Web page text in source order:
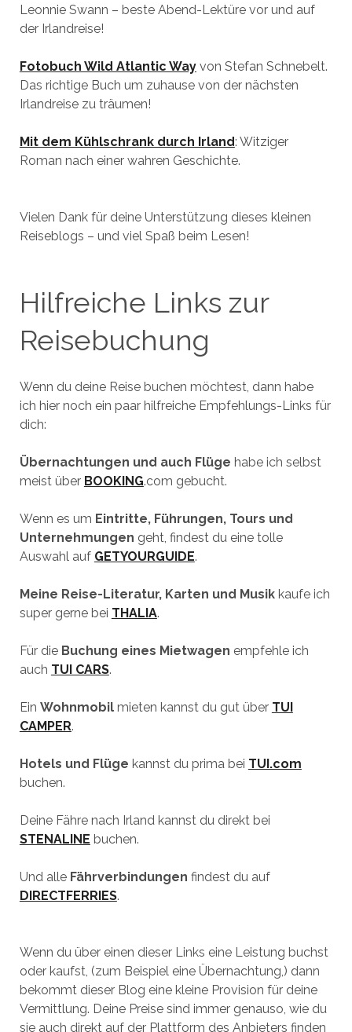
Leonnie Swann – beste Abend-Lektüre vor und auf
der Irlandreise!
Fotobuch Wild Atlantic Wayvon Stefan Schnebelt.
Das richtige Buch um zuhause von der nächsten
Irlandreise zu träumen!
Mit dem Kühlschrank durch Irland: Witziger
Roman nach einer wahren Geschichte.
Vielen Dank für deine Unterstützung dieses kleinen
Reiseblogs – und viel Spaß beim Lesen!
Hilfreiche Links zur
Reisebuchung
Wenn du deine Reise buchen möchtest, dann habe
ich hier noch ein paar hilfreiche Empfehlungs-Links für
dich:
Übernachtungen und auch Flüge habe ich selbst
meist über BOOKING.com gebucht.
Wenn es um Eintritte, Führungen, Tours und
Unternehmungen geht, findest du eine tolle
Auswahl auf GETYOURGUIDE.
Meine Reise-Literatur, Karten und Musikkaufe ich
super gerne bei THALIA.
Für die Buchung eines Mietwagen empfehle ich
auch TUI CARS.
Ein Wohnmobilmieten kannst du gut über TUI
CAMPER.
Hotels und Flüge kannst du prima bei TUI.com
buchen.
Deine Fähre nach Irland kannst du direkt bei
STENALINE buchen.
Und alle Fährverbindungen findest du auf
DIRECTFERRIES.
Wenn du über einen dieser Links eine Leistung buchst
oder kaufst, (zum Beispiel eine Übernachtung,) dann
bekommt dieser Blog eine kleine Provision für deine
Vermittlung. Deine Preise sind immer genauso, wie du
sie auch direkt auf der Plattform des Anbieters finden